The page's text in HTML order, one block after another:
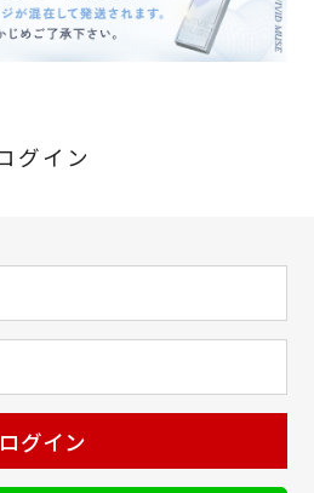
グイン
ログイン